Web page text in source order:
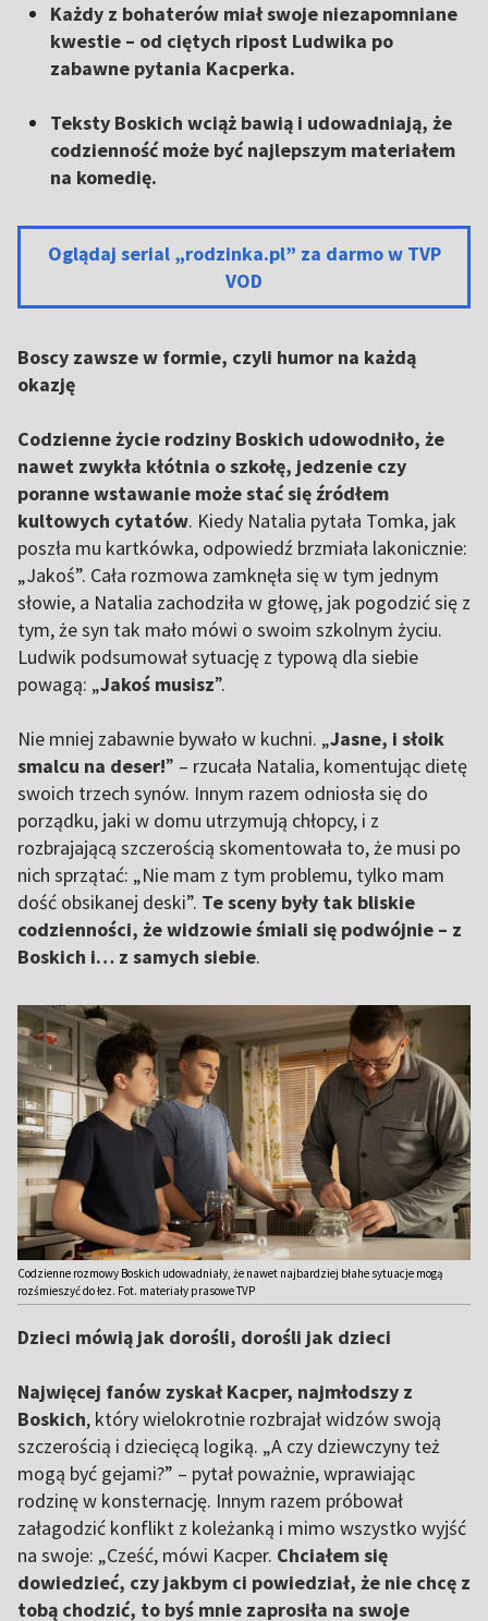
Każdy z bohaterów miał swoje niezapomniane
kwestie – od ciętych ripost Ludwika po
zabawne pytania Kacperka.
Teksty Boskich wciąż bawią i udowadniają, że
codzienność może być najlepszym materiałem
na komedię.
Oglądaj serial „rodzinka.pl” za darmo w TVP
VOD
Boscy zawsze w formie, czyli humor na każdą
okazję
Codzienne życie rodziny Boskich udowodniło, że
nawet zwykła kłótnia o szkołę, jedzenie czy
poranne wstawanie może stać się źródłem
kultowych cytatów. Kiedy Natalia pytała Tomka, jak
poszła mu kartkówka, odpowiedź brzmiała lakonicznie:
„Jakoś”. Cała rozmowa zamknęła się w tym jednym
słowie, a Natalia zachodziła w głowę, jak pogodzić się z
tym, że syn tak mało mówi o swoim szkolnym życiu.
Ludwik podsumował sytuację z typową dla siebie
powagą: „Jakoś musisz”.
Nie mniej zabawnie bywało w kuchni. „Jasne, i słoik
smalcu na deser!” – rzucała Natalia, komentując dietę
swoich trzech synów. Innym razem odniosła się do
porządku, jaki w domu utrzymują chłopcy, i z
rozbrajającą szczerością skomentowała to, że musi po
nich sprzątać: „Nie mam z tym problemu, tylko mam
dość obsikanej deski”. Te sceny były tak bliskie
codzienności, że widzowie śmiali się podwójnie – z
Boskich i… z samych siebie.
Codzienne rozmowy Boskich udowadniały, że nawet najbardziej błahe sytuacje mogą
rozśmieszyć do łez. Fot. materiały prasowe TVP
Dzieci mówią jak dorośli, dorośli jak dzieci
Najwięcej fanów zyskał Kacper, najmłodszy z
Boskich, który wielokrotnie rozbrajał widzów swoją
szczerością i dziecięcą logiką. „A czy dziewczyny też
mogą być gejami?” – pytał poważnie, wprawiając
rodzinę w konsternację. Innym razem próbował
załagodzić konflikt z koleżanką i mimo wszystko wyjść
na swoje: „Cześć, mówi Kacper. Chciałem się
dowiedzieć, czy jakbym ci powiedział, że nie chcę z
tobą chodzić, to byś mnie zaprosiła na swoje